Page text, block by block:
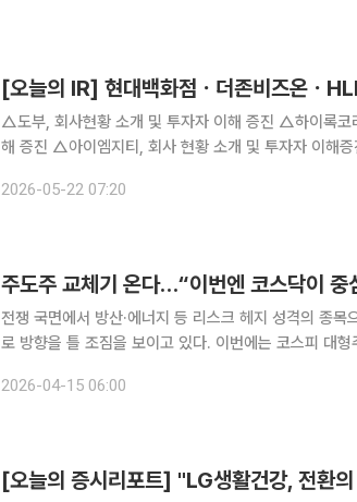
[오늘의 IR] 현대백화점ㆍ더존비즈온ㆍ
△도부, 회사현황 소개 및 투자자 이해 증진 △하이록코
해 증진 △아이엠지티, 회사 현황 소개 및 투자자 이해
에코프로비엠, NH투자증권 ‘THE C FORUM 2026
2026-05-22 07:20
전쟁 국면에서 방산·에너지 등 리스크 헤지 성격의 종
로 방향을 틀 조짐을 보이고 있다. 이번에는 코스피 대
2026-04-15 06:00
[오늘의 증시리포트] "LG생활건강, 전환